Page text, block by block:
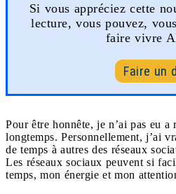
Si vous appréciez cette
lecture, vous pouvez,
faire vivre
Faire un
Pour être honnête, je n’ai pas eu a
longtemps. Personnellement, j’ai
de temps à autres des réseaux
Les réseaux sociaux peuvent si
temps, mon énergie et mon